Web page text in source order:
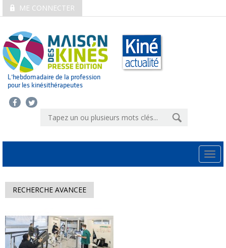
ME CONNECTER
L’hebdomadaire de la profession
pour les kinésithérapeutes
RECHERCHE AVANCEE